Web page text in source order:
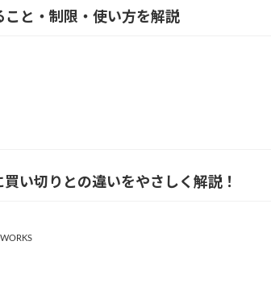
と・制限・使い方を解説
い切りとの違いをやさしく解説！